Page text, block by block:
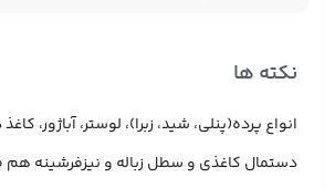
نکته ها
انواع پرده(پنلی، شید، زبرا)، لوستر، آباژور،
دستمال کاغذی و سطل زباله و نیزفرشینه هم